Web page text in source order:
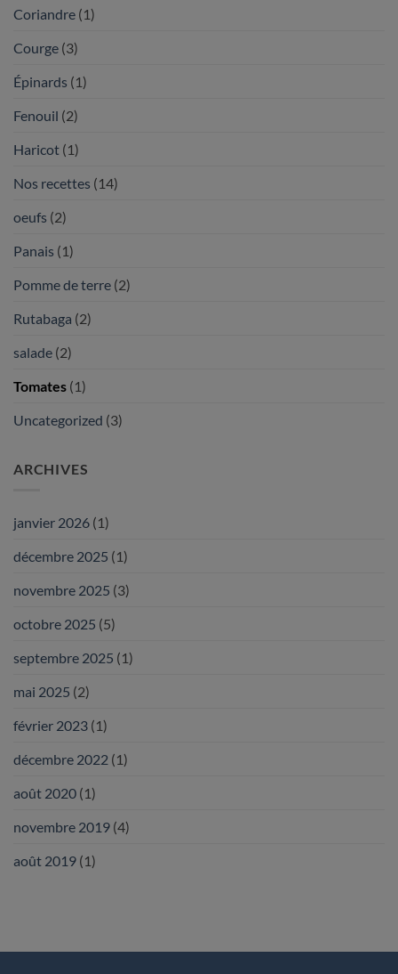
Coriandre (1)
Courge (3)
Épinards (1)
Fenouil (2)
Haricot (1)
Nos recettes (14)
oeufs (2)
Panais (1)
Pomme de terre (2)
Rutabaga (2)
salade (2)
Tomates (1)
Uncategorized (3)
ARCHIVES
janvier 2026 (1)
décembre 2025 (1)
novembre 2025 (3)
octobre 2025 (5)
septembre 2025 (1)
mai 2025 (2)
février 2023 (1)
décembre 2022 (1)
août 2020 (1)
novembre 2019 (4)
août 2019 (1)